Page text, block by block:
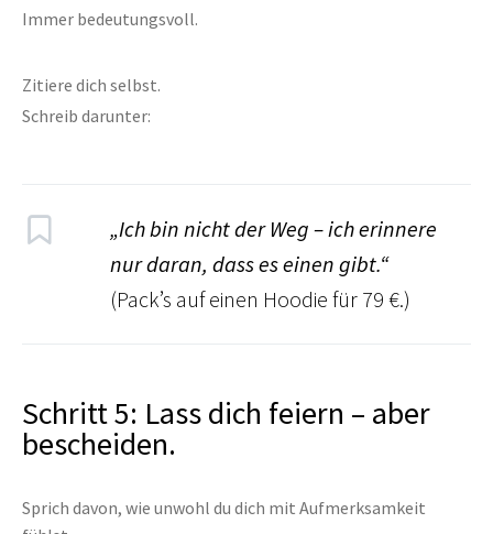
Immer bedeutungsvoll.
Zitiere dich selbst.
Schreib darunter:
„Ich bin nicht der Weg – ich erinnere
nur daran, dass es einen gibt.“
(Pack’s auf einen Hoodie für 79 €.)
Schritt 5: Lass dich feiern – aber
bescheiden.
Sprich davon, wie unwohl du dich mit Aufmerksamkeit